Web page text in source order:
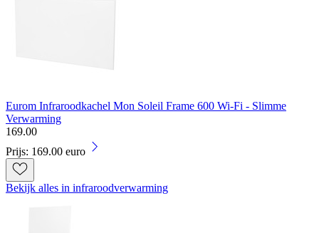
Eurom Infraroodkachel Mon Soleil Frame 600 Wi-Fi - Slimme
Verwarming
169.00
Prijs: 169.00 euro
Bekijk alles in infraroodverwarming